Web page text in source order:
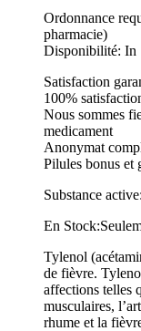
Ordonnance
pharmacie)
Disponibilité: In
Satisfaction
100%
Nous sommes
medicament
Anonymat
Pilules bonus et
Substance
En
Tylenol
de fièvre.
affections telles
musculaires,
rhume et la